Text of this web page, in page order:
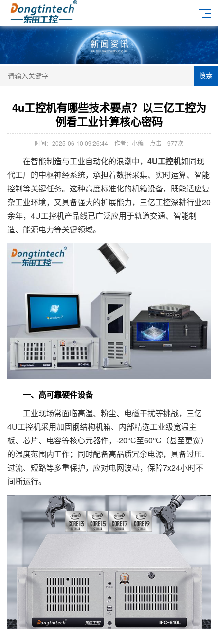
搜索
4u工控机有哪些技术要点？以三亿工控为
例看工业计算核心密码
时间：2025-06-10 09:26:44 作者：小编 点击： 977次
在智能制造与工业自动化的浪潮中， 4U工控机如同现
代工厂的中枢神经系统，承担着数据采集、实时运算、智能
控制等关键任务。这种高度标准化的机箱设备，既能适应复
杂工业环境，又具备强大的扩展能力，三亿工控深耕行业20
余年，4U工控机产品线已广泛应用于轨道交通、智能制
造、能源电力等关键领域。
一、高可靠硬件设备
工业现场常面临高温、粉尘、电磁干扰等挑战，三亿
4U工控机采用加固钢结构机箱、内部精选工业级宽温主
板、芯片、电容等核心元器件，-20°C至60°C（甚至更宽）
的温度范围内工作；同时配备高品质冗余电源，具备过压、
过流、短路等多重保护，应对电网波动，保障7x24小时不
间断运行。